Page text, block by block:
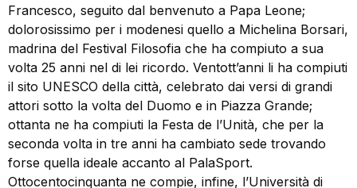
Francesco, seguito dal benvenuto a Papa Leone;
dolorosissimo per i modenesi quello a Michelina Borsari,
madrina del Festival Filosofia che ha compiuto a sua
volta 25 anni nel di lei ricordo. Ventott’anni li ha compiuti
il sito UNESCO della città, celebrato dai versi di grandi
attori sotto la volta del Duomo e in Piazza Grande;
ottanta ne ha compiuti la Festa de l’Unità, che per la
seconda volta in tre anni ha cambiato sede trovando
forse quella ideale accanto al PalaSport.
Ottocentocinquanta ne compie, infine, l’Università di